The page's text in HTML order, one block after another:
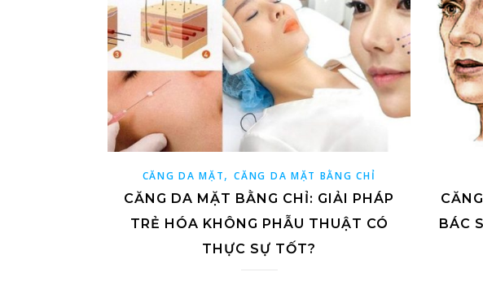
CĂNG DA MẶT,CĂNG DA MẶT BẰNG CHỈ
CĂNG DA MẶT BẰNG CHỈ: GIẢI PHÁP
TRẺ HÓA KHÔNG PHẪU THUẬT CÓ
THỰC SỰ TỐT?
BÁC